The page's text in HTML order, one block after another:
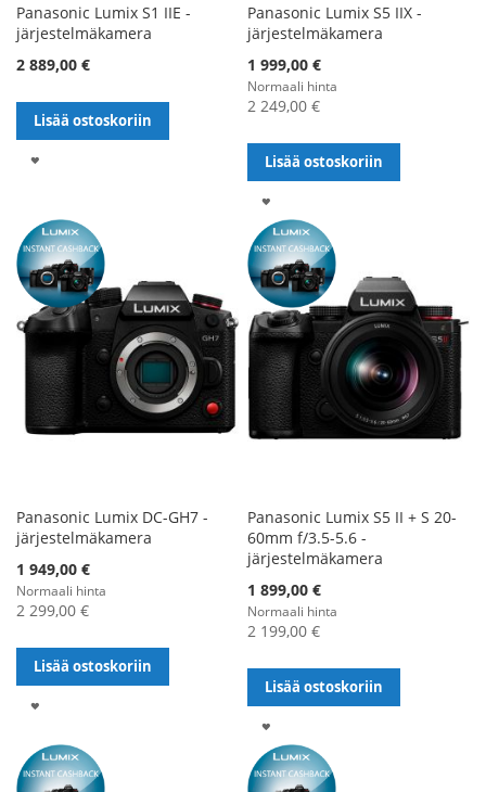
Panasonic Lumix S1 IIE -
järjestelmäkamera
2 889,00 €
Lisää ostoskoriin
Panasonic Lumix S5 IIX -
järjestelmäkamera
Alennushinta
1 999,00 €
Normaali hinta
2 249,00 €
Lisää ostoskoriin
TOIVELISTALLE
Panasonic Lumix DC-GH7 -
järjestelmäkamera
Alennushinta
1 949,00 €
Normaali hinta
2 299,00 €
Lisää ostoskoriin
TOIVELISTALLE
Panasonic Lumix S5 II + S 20-
60mm f/3.5-5.6 -
järjestelmäkamera
1 899,00 €
Normaali hinta
2 199,00 €
Lisää ostoskoriin
TOIVELISTALLE